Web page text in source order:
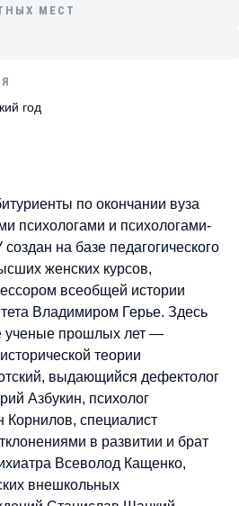
МЕСТ
год
по окончании вуза
психологами и психологами-
на базе педагогического
женских курсов,
всеобщей истории
Владимиром Герье. Здесь
ученые прошлых лет —
теории
выдающийся дефектолог
Азбукин, психолог
Корнилов, специалист
в развитии и брат
Всеволод Кащенко,
внешкольных